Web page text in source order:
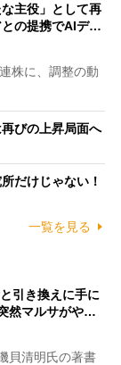
主役」として再
の提携でAIデ…
株に、調整の動
びの上昇局面へ
だけじゃない！
一覧を見る
引き換えに手に
然マルサがや…
貝清明氏の著書